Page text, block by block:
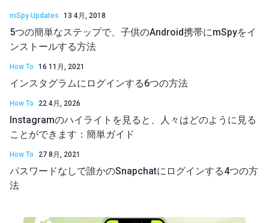
mSpy Updates 13 4月, 2018
5つの簡単なステップで、子供のAndroid携帯にmSpyをイ
ンストールする方法
How To 16 11月, 2021
インスタグラムにログインする6つの方法
How To 22 4月, 2026
Instagramのハイライトを見ると、人々はどのように見る
ことができます：簡単ガイド
How To 27 8月, 2021
パスワードなしで誰かのSnapchatにログインする4つの方
法